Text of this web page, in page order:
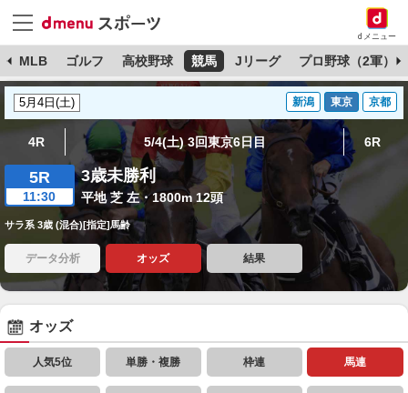
dメニュー
MLB ゴルフ 高校野球 競馬 Jリーグ プロ野球（2軍）
新潟 東京 京都
4R 5/4(土) 3回東京6日目 6R
5R
11:30
3歳未勝利
平地 芝 左・1800m 12頭
サラ系 3歳 (混合)[指定]馬齢
データ分析 オッズ 結果
オッズ
人気5位 単勝・複勝 枠連 馬連